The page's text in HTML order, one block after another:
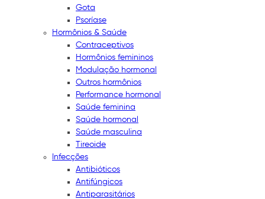
Gota
Psoríase
Hormônios & Saúde
Contraceptivos
Hormônios femininos
Modulação hormonal
Outros hormônios
Performance hormonal
Saúde feminina
Saúde hormonal
Saúde masculina
Tireoide
Infecções
Antibióticos
Antifúngicos
Antiparasitários